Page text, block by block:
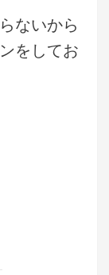
ないから
をしてお